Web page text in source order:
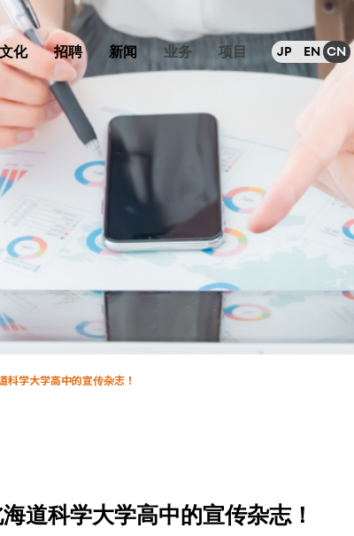
化 招聘 新闻 业务 项目 JP EN CN
科学大学高中的宣传杂志！
道科学大学高中的宣传杂志！